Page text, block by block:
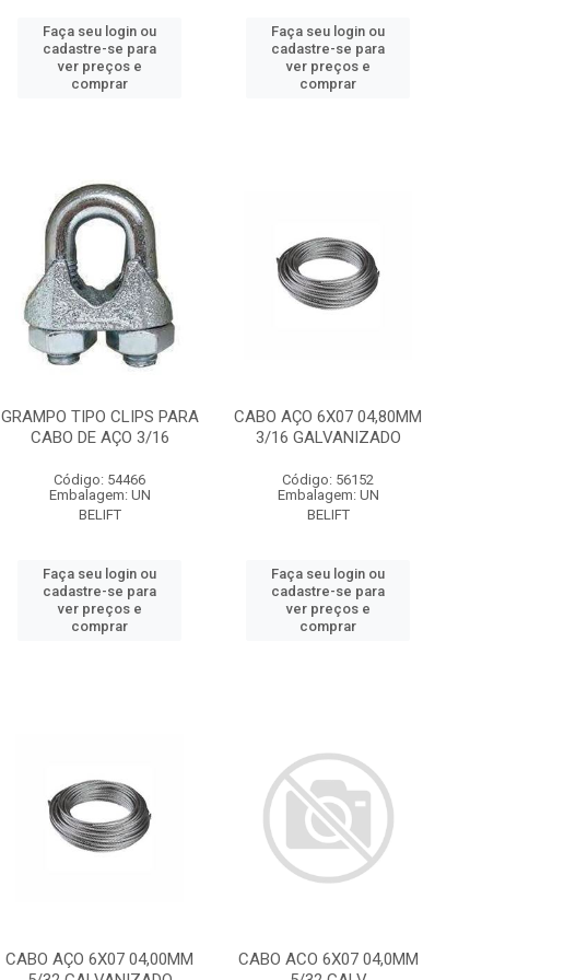
Faça seu login ou
cadastre-se para
ver preços e
comprar
Faça seu login ou
cadastre-se para
ver preços e
comprar
GRAMPO TIPO CLIPS PARA
CABO DE AÇO 3/16
Código: 54466
Embalagem: UN
BELIFT
Faça seu login ou
cadastre-se para
ver preços e
comprar
CABO AÇO 6X07 04,80MM
3/16 GALVANIZADO
Código: 56152
Embalagem: UN
BELIFT
Faça seu login ou
cadastre-se para
ver preços e
comprar
CABO AÇO 6X07 04,00MM
CABO ACO 6X07 04,0MM